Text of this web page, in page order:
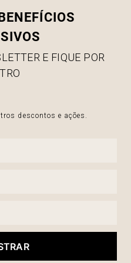
E FIQUE POR
descontos e ações.